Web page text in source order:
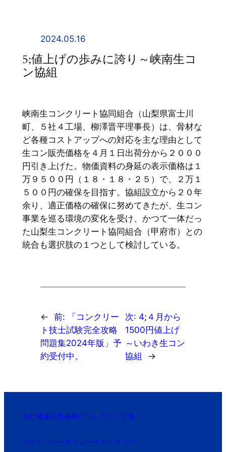
2024.05.16
5;値上げの歩みに誇り～峡南生コ
ン協組
峡南生コンクリート協同組合（山梨県富士川
町、５社４工場、柳澤晋平理事長）は、骨材な
ど各種コストアップへの対応を主な理由として
生コン販売価格を４月１日出荷分から２０００
円引き上げた。物価資料の身延の表示価格は１
万９５００円（１８・１８・２５）で、２万１
５００円の確保を目指す。協組設立から２０年
余り、適正価格の確保に努めてきたが、生コン
事業を巡る環境の変化を受け、かつて一体だっ
た山梨生コンクリート協同組合（甲府市）との
統合も選択肢の１つとして検討している。
← 前:
「コンクリー
ト技士試験完全攻略
問題集2024年版」予
約受付中。
次: 4;４月から
1500円値上げ
～いわき生コン
協組
→
会社概要広告掲載について リンク集
プライバシーポリシーサイトマップ